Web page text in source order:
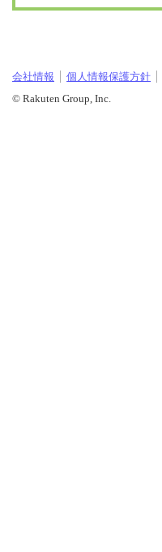
会社情報 個人情報保護方針
© Rakuten Group, Inc.